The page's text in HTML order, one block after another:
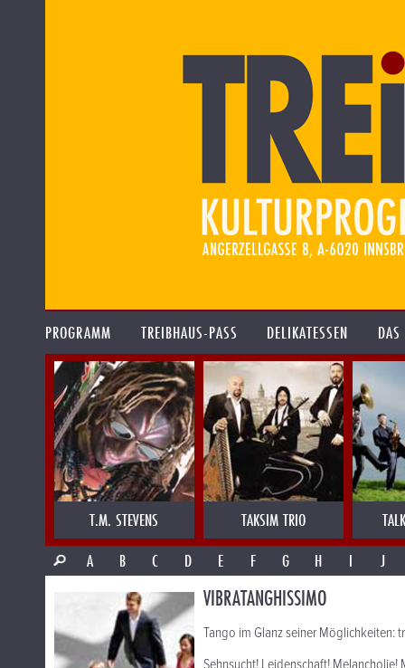
PROGRAMM TREIBHAUS-PASS DELIKATESSEN
T.M. STEVENS TAKSIM TRIO
A
B C D E F G H I J
VIBRATANGHISSIMO
Tango im Glanz seiner Möglichkeiten: